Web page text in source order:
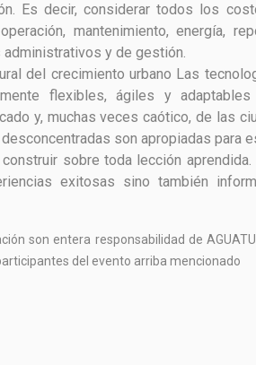
Es decir, considerar todos los
mantenimiento, energía,
y de gestión.
del crecimiento urbano Las
flexibles, ágiles y
y, muchas veces caótico, de las
son apropiadas para
construir sobre toda lección
exitosas sino también
son entera responsabilidad de
del evento arriba mencionado